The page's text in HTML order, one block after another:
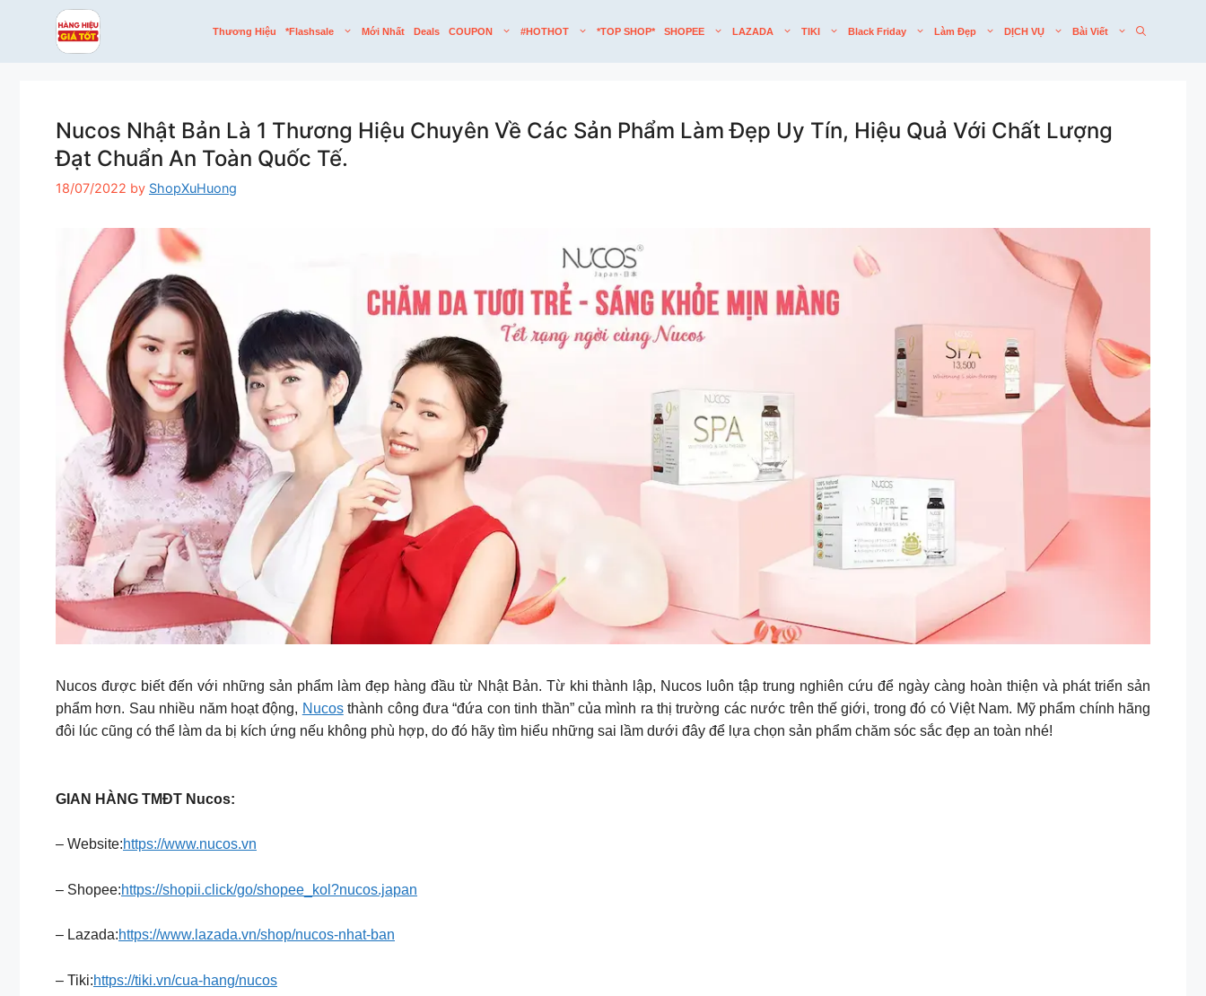
Thương Hiệu *flashsale Mới Nhất Deals COUPON #HOTHOT *TOP SHOP* SHOPEE LAZADA TIKI Black Friday Làm Đẹp DỊCH VỤ Bài Viết
Nucos Nhật Bản Là 1 Thương Hiệu Chuyên Về Các Sản Phẩm Làm Đẹp Uy Tín, Hiệu Quả Với Chất Lượng
Đạt Chuẩn An Toàn Quốc Tế.
18/07/2022 by ShopXuHuong
Nucos được biết đến với những sản phẩm làm đẹp hàng đầu từ Nhật Bản. Từ khi thành lập, Nucos luôn tập trung nghiên cứu để ngày càng hoàn thiện và phát triển sản
phẩm hơn. Sau nhiều năm hoạt động, Nucosthành công đưa “đứa con tinh thần” của mình ra thị trường các nước trên thế giới, trong đó có Việt Nam. Mỹ phẩm chính hãng
đôi lúc cũng có thể làm da bị kích ứng nếu không phù hợp, do đó hãy tìm hiểu những sai lầm dưới đây để lựa chọn sản phẩm chăm sóc sắc đẹp an toàn nhé!
GIAN HÀNG TMĐT Nucos:
– Website:https://www.nucos.vn
– Shopee:https://shopii.click/go/shopee_kol?nucos.japan
– Lazada:https://www.lazada.vn/shop/nucos-nhat-ban
– Tiki:https://tiki.vn/cua-hang/nucos